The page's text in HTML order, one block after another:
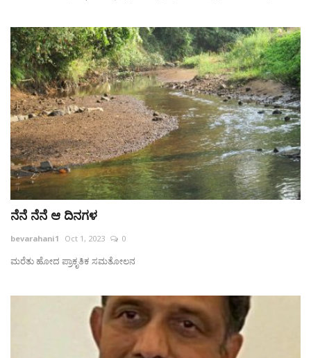
ನೆನೆ ನೆನೆ ಆ ದಿನಗಳ
bevarahani1 Oct 1, 2023 0
ಮರೆತು ಹೋದ ಪ್ರಾಕೃತಿಕ ಸಮತೋಲನ